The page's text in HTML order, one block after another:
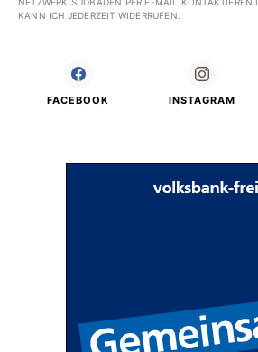
KANN ICH JEDERZEIT WIDERRUFEN.
FACEBOOK INSTAGRAM